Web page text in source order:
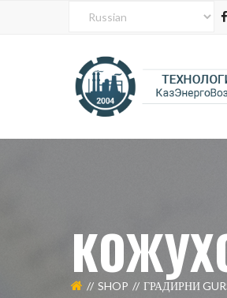
SHOP ГРАДИРНИ